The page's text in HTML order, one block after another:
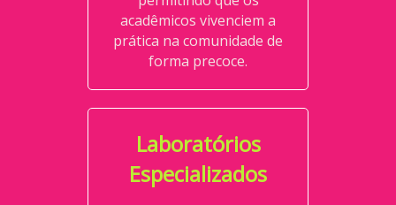
acadêmicos vivenciem a
prática na comunidade de
forma precoce.
Laboratórios
Especializados